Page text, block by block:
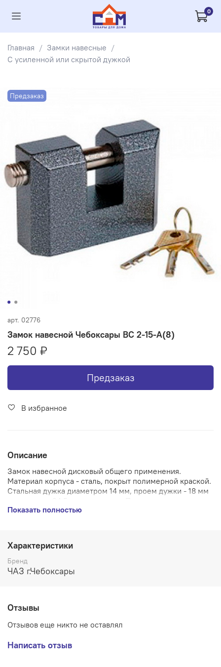
0
Главная
Замки навесные
C усиленной или скрытой дужкой
Предзаказ
арт. 02776
Замок навесной Чебоксары ВС 2-15-А(8)
2 750 ₽
Предзаказ
В избранное
Описание
Замок навесной дисковый общего применения.
Материал корпуса - сталь, покрыт полимерной краской.
Стальная дужка диаметром 14 мм, проем дужки - 18 мм
дужка и высокопрочный корпус, надежно защищающий
ключами.
Производитель - ЧАЗ г.Чебоксары
Страна производства - РОССИЯ
Тип замка - Замки навесные
Показать полностью
Характеристики
Бренд
ЧАЗ г.Чебоксары
Отзывы
Отзывов еще никто не оставлял
Написать отзыв